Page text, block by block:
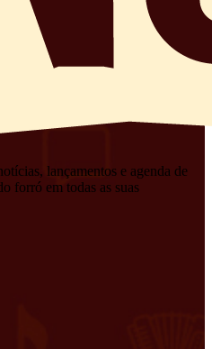
lançamentos e agenda de
forró em todas as suas